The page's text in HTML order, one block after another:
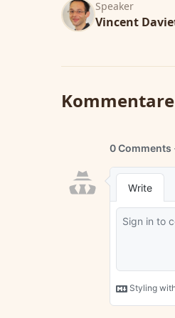
Speaker
Vincent
Kommentare